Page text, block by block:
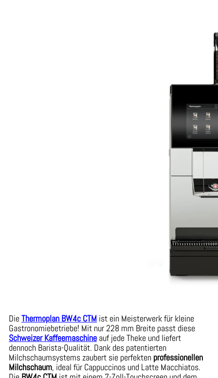
DieThermoplan BW4c CTM ist ein Meisterwerk für kleine
Gastronomiebetriebe! Mit nur 228 mm Breite passt diese
Schweizer Kaffeemaschine auf jede Theke und liefert
dennoch Barista-Qualität. Dank des patentierten
Milchschaumsystems zaubert sie perfekten professionellen
Milchschaum, ideal für Cappuccinos und Latte Macchiatos.